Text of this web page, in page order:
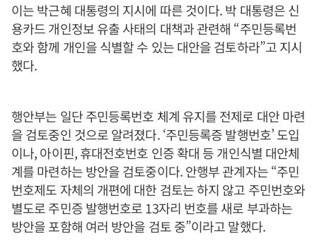
이는 박근혜 대통령의 지시에 따른 것이다. 박 대통령은 신
용카드 개인정보 유출 사태의 대책과 관련해 “주민등록번
호와 함께 개인을 식별할 수 있는 대안을 검토하라”고 지시
했다.
행안부는 일단 주민등록번호 체계 유지를 전제로 대안 마련
을 검토중인 것으로 알려졌다. ‘주민등록증 발행번호’ 도입
이나, 아이핀, 휴대전호번호 인증 확대 등 개인식별 대안체
계를 마련하는 방안을 검토중이다. 안행부 관계자는 “주민
번호제도 자체의 개편에 대한 검토는 하지 않고 주민번호와
별도로 주민증 발행번호로 13자리 번호를 새로 부과하는
방안을 포함해 여러 방안을 검토 중”이라고 말했다.